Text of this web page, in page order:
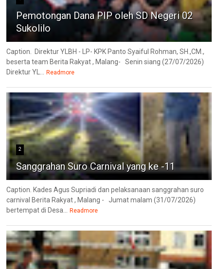
Pemotongan Dana PIP oleh SD Negeri 02
Sukolilo
Caption. Direktur YLBH - LP- KPK Panto Syaiful Rohman, SH.,CM.,
beserta team Berita Rakyat , Malang- Senin siang (27/07/2026)
Direktur YL...
Readmore
2
Sanggrahan Suro Carnival yang ke -11
Caption. Kades Agus Supriadi dan pelaksanaan sanggrahan suro
carnival Berita Rakyat , Malang - Jumat malam (31/07/2026)
bertempat di Desa...
Readmore